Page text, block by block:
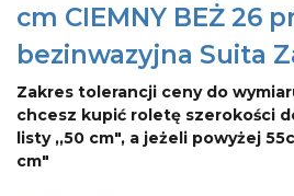
cm CIEMNY BEŻ 26
bezinwazyjna Suita
Zakres tolerancji ceny do
chcesz kupić roletę szerokości
listy ,,50 cm", a jeżeli powyżej
cm"